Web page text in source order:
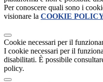
Per conoscere quali sono i
visionare la COOKIE
Cookie necessari per il
I cookie necessari per il
disabilitati. È possibile
policy.